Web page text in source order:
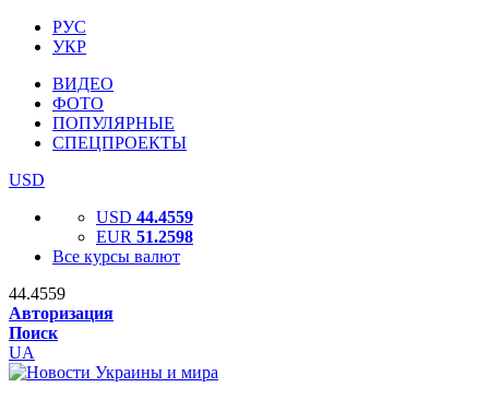
РУС
УКР
ВИДЕО
ФОТО
ПОПУЛЯРНЫЕ
СПЕЦПРОЕКТЫ
USD
USD 44.4559
EUR 51.2598
Все курсы валют
44.4559
Авторизация
Поиск
UA